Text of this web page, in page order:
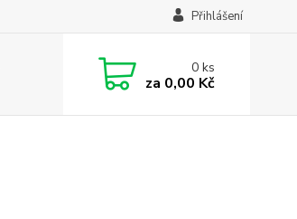
Přihlášení
0ks
za 0,00 Kč